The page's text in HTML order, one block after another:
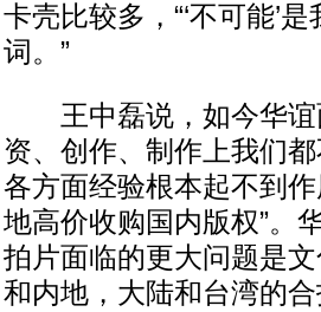
卡壳比较多，“‘不可能’
词。”
王中磊说，如今华谊
资、创作、制作上我们
各方面经验根本起不到
地高价收购国内版权”。
拍片面临的更大问题是
和内地，大陆和台湾的